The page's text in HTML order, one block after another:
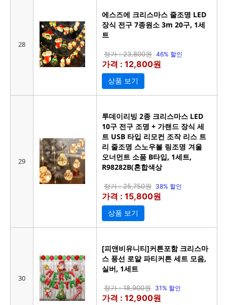
28
에스즈에 크리스마스 줄조명 LED
장식 전구 7종원소 3m 20구, 1세
트
정가 : 23,800원 46% 할인
가격 : 12,800원
상품 보기
29
투데이리빙 2종 크리스마스 LED
10구 전구 조명 + 가랜드 장식 세
트 USB 타입 리모컨 조작 리스 트
리 줄조명 스노우볼 링조명 겨울
오너먼트 소품 B타입, 1세트,
R98282B(혼합색상
정가 : 25,750원 38% 할인
가격 : 15,800원
상품 보기
30
[피앤비유니티]커튼포함 크리스마
스 풍선 로얄 파티커튼 세트 모음,
실버, 1세트
정가 : 18,900원 31% 할인
가격 : 12,900원